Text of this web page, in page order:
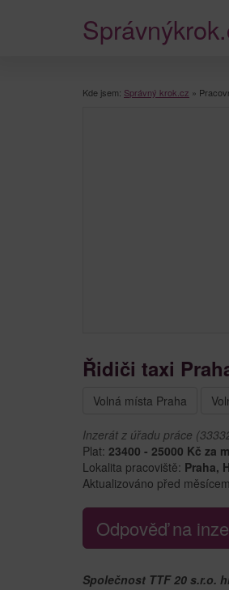
Kde jsem: Správný krok.cz »
Řidiči taxi
Volná místa Praha
Inzerát z úřadu práce
Plat: 23400 - 25000 Kč za
Lokalita pracoviště: Praha,
Aktualizováno před měsícem
Odpověď na
Společnost TTF 20 s.r.o.